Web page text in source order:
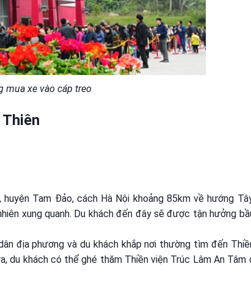
mua xe vào cáp treo
Tam Đảo, cách Hà Nội khoảng 85km về hướng
xung quanh. Du khách đến đây sẽ được tận hưởng
địa phương và du khách khắp nơi thường tìm đến
du khách có thể ghé thăm Thiền viện Trúc Lâm An Tâm